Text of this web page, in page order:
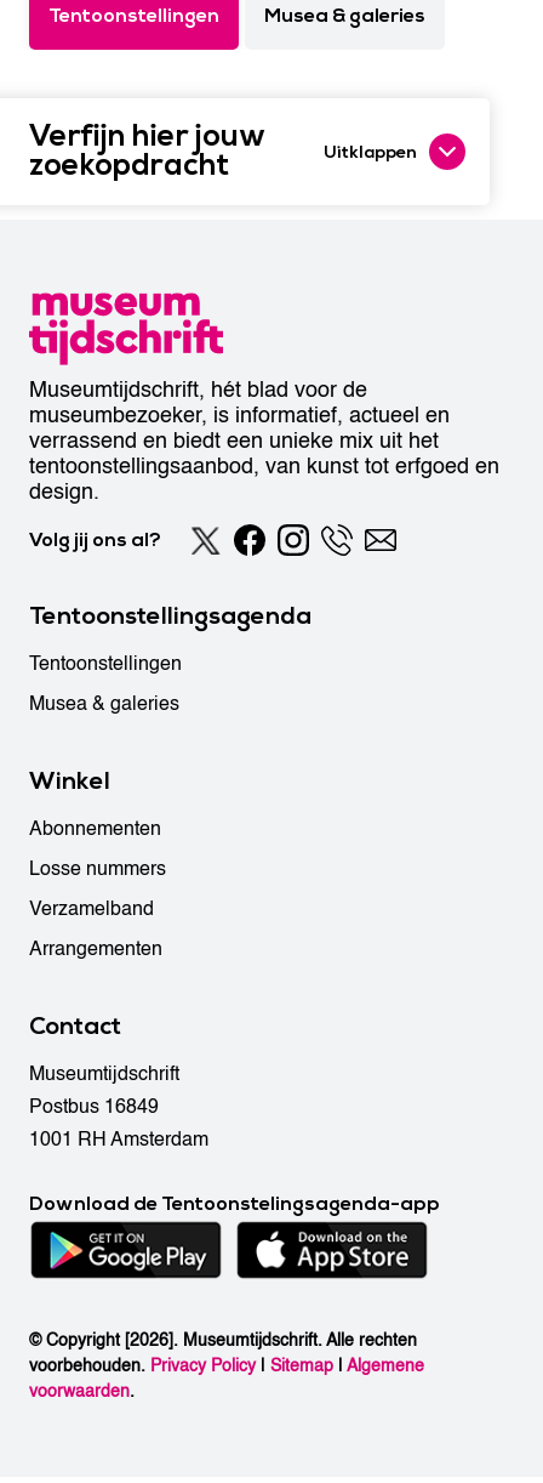
Tentoonstellingen Musea & galeries
Verfijn hier jouw
zoekopdracht Uitklappen
Museumtijdschrift, hét blad voor de
museumbezoeker, is informatief, actueel en
verrassend en biedt een unieke mix uit het
tentoonstellingsaanbod, van kunst tot erfgoed en
design.
Volg jij ons al?
Tentoonstellingsagenda
Tentoonstellingen
Musea & galeries
Winkel
Abonnementen
Losse nummers
Verzamelband
Arrangementen
Contact
Museumtijdschrift
Postbus 16849
1001 RH Amsterdam
Download de Tentoonstelingsagenda-app
© Copyright [2026]. Museumtijdschrift. Alle rechten
voorbehouden. Privacy Policy| Sitemap |Algemene
voorwaarden.